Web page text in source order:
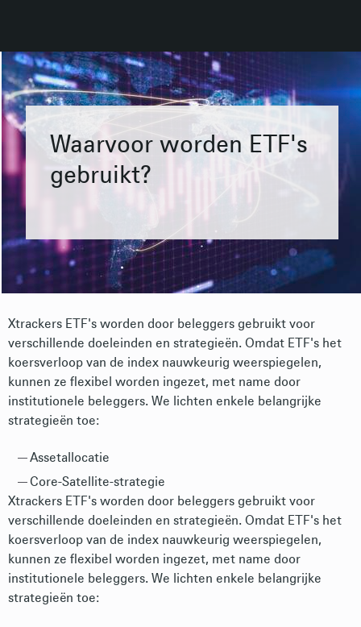
Waarvoor worden ETF's
gebruikt?
Xtrackers ETF's worden door beleggers gebruikt voor
verschillende doeleinden en strategieën. Omdat ETF's het
koersverloop van de index nauwkeurig weerspiegelen,
kunnen ze flexibel worden ingezet, met name door
institutionele beleggers. We lichten enkele belangrijke
strategieën toe:
Assetallocatie
Core-Satellite-strategie
Xtrackers ETF's worden door beleggers gebruikt voor
verschillende doeleinden en strategieën. Omdat ETF's het
koersverloop van de index nauwkeurig weerspiegelen,
kunnen ze flexibel worden ingezet, met name door
institutionele beleggers. We lichten enkele belangrijke
strategieën toe: